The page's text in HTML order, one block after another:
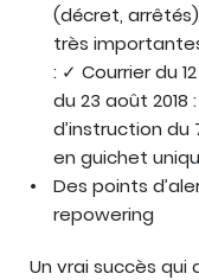
(décret,
très
: ✓ Courrier du
du 23 août 2018
d’instruction du
en guichet
Des points
repowering
Un vrai succès qui